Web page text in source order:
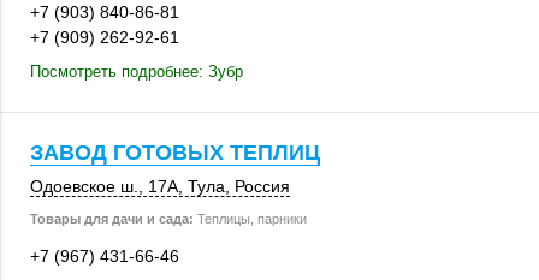
+7 (903) 840-86-81
+7 (909) 262-92-61
Посмотреть подробнее: Зубр
ЗАВОД ГОТОВЫХ ТЕПЛИЦ
Одоевское ш. 17А Тула Россия
Товары для дачи и сада: Теплицы, парники
+7 (967) 431-66-46